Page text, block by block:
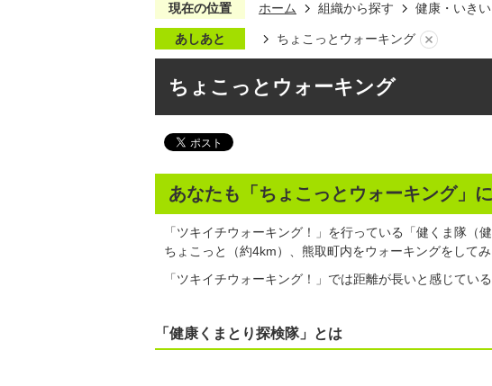
現在の位置 ホーム 組織から探す 健康・いき
あしあと ちょこっとウォーキング
ちょこっとウォーキング
あなたも「ちょこっとウォーキング」
「ツキイチウォーキング！」を行っている「健くま隊（
ちょこっと（約4km）、熊取町内をウォーキングをして
「ツキイチウォーキング！」では距離が長いと感じてい
「健康くまとり探検隊」 とは